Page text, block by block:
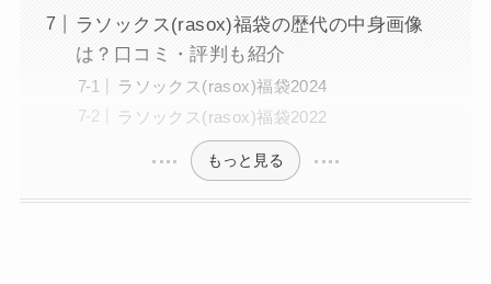
ラソックス(rasox)福袋の歴代の中身画像
は？口コミ・評判も紹介
ラソックス(rasox)福袋2024
ラソックス(rasox)福袋2022
もっと見る